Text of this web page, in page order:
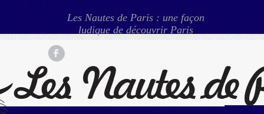
Les Nautes de Paris : une façon
ludique de découvrir Paris